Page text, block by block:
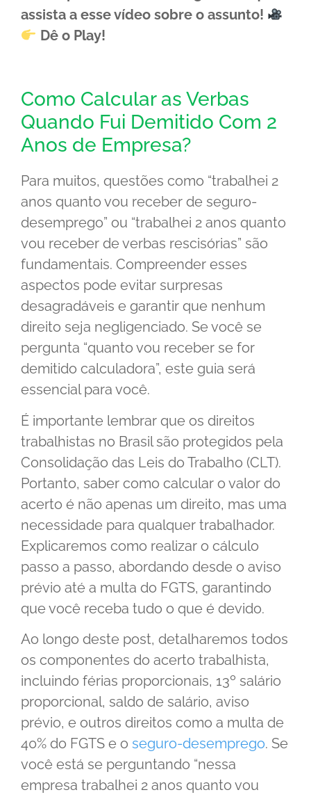
assista a esse vídeo sobre o assunto!
Dê o Play!
Como Calcular as Verbas
Quando Fui Demitido Com 2
Anos de Empresa?
Para muitos, questões como “trabalhei 2
anos quanto vou receber de seguro-
desemprego” ou “trabalhei 2 anos quanto
vou receber de verbas rescisórias” são
fundamentais. Compreender esses
aspectos pode evitar surpresas
desagradáveis e garantir que nenhum
direito seja negligenciado. Se você se
pergunta “quanto vou receber se for
demitido calculadora”, este guia será
essencial para você.
É importante lembrar que os direitos
trabalhistas no Brasil são protegidos pela
Consolidação das Leis do Trabalho (CLT).
Portanto, saber como calcular o valor do
acerto é não apenas um direito, mas uma
necessidade para qualquer trabalhador.
Explicaremos como realizar o cálculo
passo a passo, abordando desde o aviso
prévio até a multa do FGTS, garantindo
que você receba tudo o que é devido.
Ao longo deste post, detalharemos todos
os componentes do acerto trabalhista,
incluindo férias proporcionais, 13º salário
proporcional, saldo de salário, aviso
prévio, e outros direitos como a multa de
40% do FGTS e o seguro-desemprego. Se
você está se perguntando “nessa
empresa trabalhei 2 anos quanto vou